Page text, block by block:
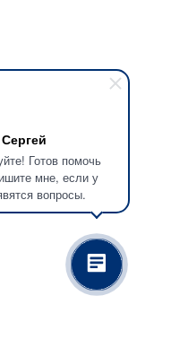
Сергей
Готов помочь
мне, если у
вопросы.